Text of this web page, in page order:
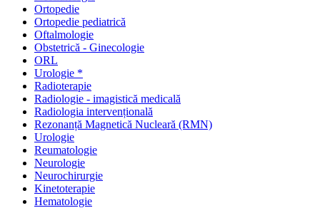
Ortopedie
Ortopedie pediatrică
Oftalmologie
Obstetrică - Ginecologie
ORL
Urologie *
Radioterapie
Radiologie - imagistică medicală
Radiologia intervențională
Rezonanță Magnetică Nucleară (RMN)
Urologie
Reumatologie
Neurologie
Neurochirurgie
Kinetoterapie
Hematologie